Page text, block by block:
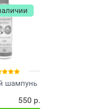
шампунь
550 р.